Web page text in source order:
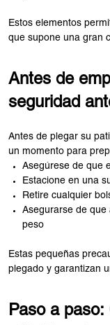
Estos elementos
que supone una gran
Antes de
seguridad
Antes de plegar su
un momento para
Asegúrese de que
Estacione en una
Retire cualquier
Asegurarse de que
peso
Estas pequeñas
plegado y garantizan
Paso a